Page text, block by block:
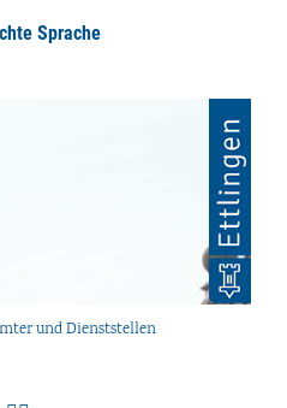
Sprache
und Dienststellen